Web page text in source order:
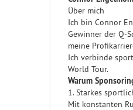
Über mich
Ich bin Connor
Gewinner der Q-
meine
Ich verbinde
World Tour.
Warum
1. Starkes
Mit konstanten